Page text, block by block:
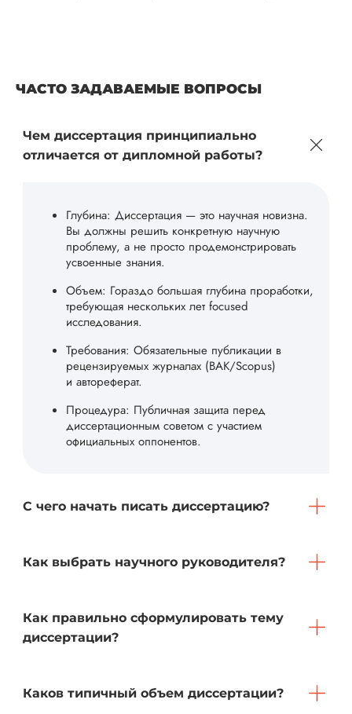
ЧАСТО ЗАДАВАЕМЫЕ ВОПРОСЫ
Чем диссертация принципиально
отличается от дипломной работы?
Глубина: Диссертация — это научная новизна.
Вы должны решить конкретную научную
проблему, а не просто продемонстрировать
усвоенные знания.
Объем: Гораздо большая глубина проработки,
требующая нескольких лет focused
исследования.
Требования: Обязательные публикации в
рецензируемых журналах (ВАК/Scopus)
и автореферат.
Процедура: Публичная защита перед
диссертационным советом с участием
официальных оппонентов.
С чего начать писать диссертацию?
Как выбрать научного руководителя?
Как правильно сформулировать тему
диссертации?
Каков типичный объем диссертации?